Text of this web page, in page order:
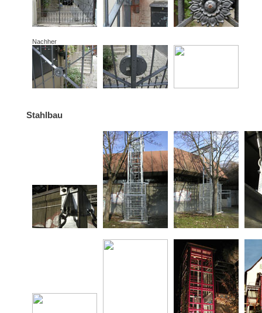
Nachher
Stahlbau